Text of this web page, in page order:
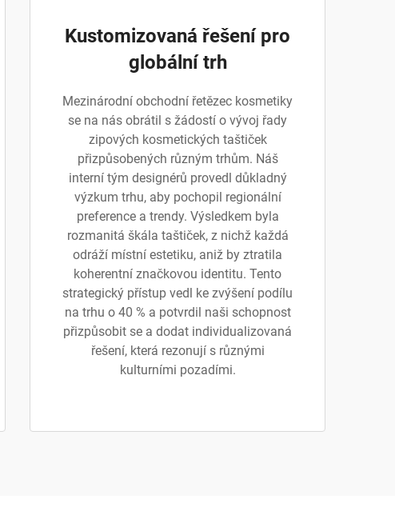
Kustomizovaná řešení pro
globální trh
Mezinárodní obchodní řetězec kosmetiky
se na nás obrátil s žádostí o vývoj řady
zipových kosmetických taštiček
přizpůsobených různým trhům. Náš
interní tým designérů provedl důkladný
výzkum trhu, aby pochopil regionální
preference a trendy. Výsledkem byla
rozmanitá škála taštiček, z nichž každá
odráží místní estetiku, aniž by ztratila
koherentní značkovou identitu. Tento
strategický přístup vedl ke zvýšení podílu
na trhu o 40 % a potvrdil naši schopnost
přizpůsobit se a dodat individualizovaná
řešení, která rezonují s různými
kulturními pozadími.